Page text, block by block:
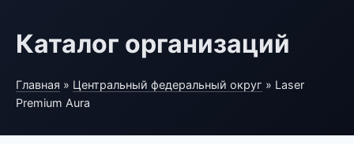
Каталог организаций
Главная » Центральный федеральный округ » Laser
Premium Aura